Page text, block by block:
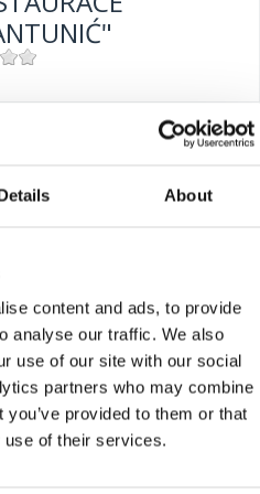
About
content and ads, to provide
analyse our traffic. We also
use of our site with our social
partners who may combine
provided to them or that
use of their services.
od mora:"MASLINA"
Mjesto: Crikvenica
od mora:100 m